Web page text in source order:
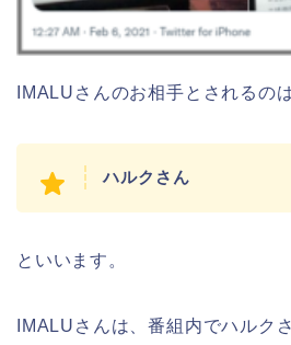
IMALUさんのお相手とされるのは
ハルクさん
といいます。
IMALUさんは、番組内でハルク